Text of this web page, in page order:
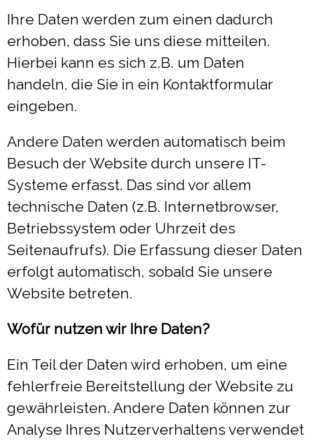
Ihre Daten werden zum einen dadurch
erhoben, dass Sie uns diese mitteilen.
Hierbei kann es sich z.B. um Daten
handeln, die Sie in ein Kontaktformular
eingeben.
Andere Daten werden automatisch beim
Besuch der Website durch unsere IT-
Systeme erfasst. Das sind vor allem
technische Daten (z.B. Internetbrowser,
Betriebssystem oder Uhrzeit des
Seitenaufrufs). Die Erfassung dieser Daten
erfolgt automatisch, sobald Sie unsere
Website betreten.
Wofür nutzen wir Ihre Daten?
Ein Teil der Daten wird erhoben, um eine
fehlerfreie Bereitstellung der Website zu
gewährleisten. Andere Daten können zur
Analyse Ihres Nutzerverhaltens verwendet